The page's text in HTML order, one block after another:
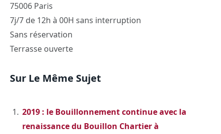
75006 Paris
7j/7 de 12h à 00H sans interruption
Sans réservation
Terrasse ouverte
Sur Le Même Sujet
2019 : le Bouillonnement continue avec la
renaissance du Bouillon Chartier à